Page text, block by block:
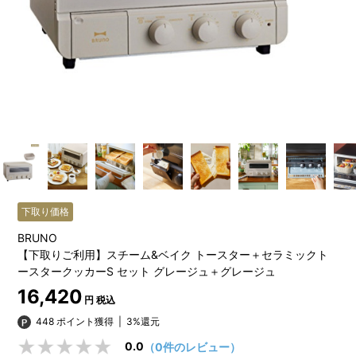
下取り価格
BRUNO
【下取りご利用】スチーム&ベイク トースター＋セラミックト
ースタークッカーS セット グレージュ＋グレージュ
16,420 円 税込
448 ポイント獲得
3%還元
0.0 （0件のレビュー）